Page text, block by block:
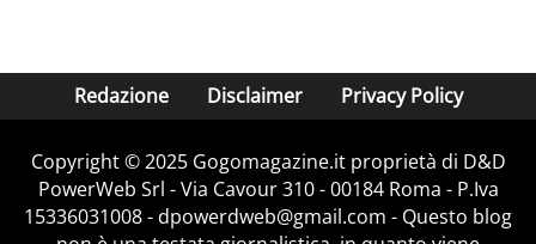
Redazione Disclaimer Privacy Policy
Copyright © 2025 Gogomagazine.it proprietà di D&D
PowerWeb Srl - Via Cavour 310 - 00184 Roma - P.Iva
15336031008 - dpowerdweb@gmail.com - Questo blog